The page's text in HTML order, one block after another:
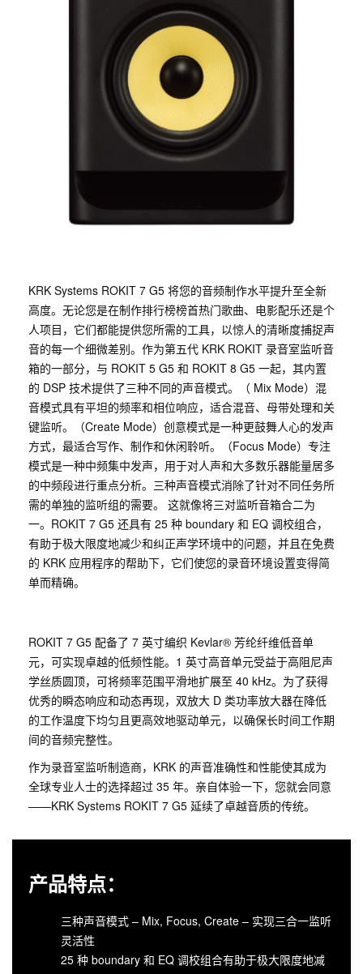
KRK Systems ROKIT 7 G5 将您的音频制作水平提升至全新
高度。无论您是在制作排行榜榜首热门歌曲、电影配乐还是个
人项目，它们都能提供您所需的工具，以惊人的清晰度捕捉声
音的每一个细微差别。作为第五代 KRK ROKIT 录音室监听音
箱的一部分，与 ROKIT 5 G5 和 ROKIT 8 G5 一起，其内置
的 DSP 技术提供了三种不同的声音模式。（ Mix Mode）混
音模式具有平坦的频率和相位响应，适合混音、母带处理和关
键监听。（Create Mode）创意模式是一种更鼓舞人心的发声
方式，最适合写作、制作和休闲聆听。（Focus Mode）专注
模式是一种中频集中发声，用于对人声和大多数乐器能量居多
的中频段进行重点分析。三种声音模式消除了针对不同任务所
需的单独的监听组的需要。 这就像将三对监听音箱合二为
一。ROKIT 7 G5 还具有 25 种 boundary 和 EQ 调校组合，
有助于极大限度地减少和纠正声学环境中的问题，并且在免费
的 KRK 应用程序的帮助下，它们使您的录音环境设置变得简
单而精确。
ROKIT 7 G5 配备了 7 英寸编织 Kevlar® 芳纶纤维低音单
元，可实现卓越的低频性能。1 英寸高音单元受益于高阻尼声
学丝质圆顶，可将频率范围平滑地扩展至 40 kHz。为了获得
优秀的瞬态响应和动态再现，双放大 D 类功率放大器在降低
的工作温度下均匀且更高效地驱动单元，以确保长时间工作期
间的音频完整性。
作为录音室监听制造商，KRK 的声音准确性和性能使其成为
全球专业人士的选择超过 35 年。亲自体验一下，您就会同意
——KRK Systems ROKIT 7 G5 延续了卓越音质的传统。
产品特点：
三种声音模式 – Mix, Focus, Create – 实现三合一监听
灵活性
25 种 boundary 和 EQ 调校组合有助于极大限度地减